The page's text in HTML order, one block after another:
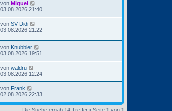
von Miguel
03.08.2026 21:40
von SV-Didi
03.08.2026 21:22
von Knubbler
03.08.2026 19:51
von waldru
03.08.2026 12:24
von Frank
02.08.2026 22:33
Die Suche ergab 14 Treffer • Seite 1 von 1